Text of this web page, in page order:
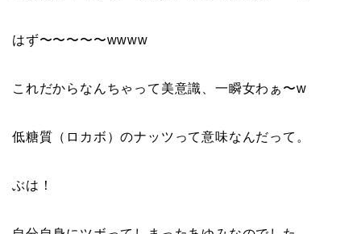
はず〜〜〜〜〜wwww
これだからなんちゃって美意識、一瞬女わぁ〜w
低糖質（ロカボ）のナッツって意味なんだって。
ぶは！